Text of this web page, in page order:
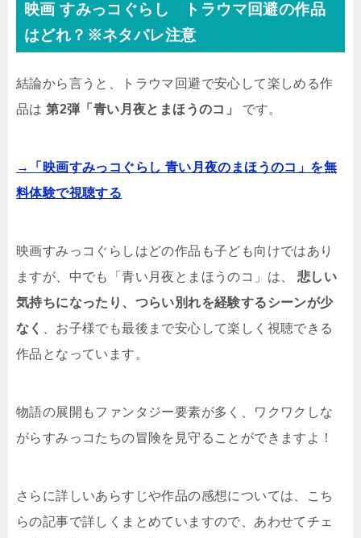
映画 すみっコぐらし トラウマ回避の作品
はどれ？※ネタバレ注意
結論から言うと、トラウマ回避で安心して楽しめる作
品は第2弾「青い月夜とまほうのコ」 です。
→「映画すみっコぐらし 青い月夜のまほうのコ」を無
料体験で視聴する
映画すみっコぐらしはどの作品も子ども向けではあり
ますが、中でも「青い月夜とまほうのコ」は、 悲しい
気持ちになったり、つらい別れを経験するシーンが少
なく
、お子様でも最後まで安心して楽しく視聴できる
作品となっています。
物語の展開もファンタジー要素が多く、ワクワクしな
がらすみっコたちの冒険を見守ることができますよ！
さらに詳しいあらすじや作品の感想については、こち
らの記事で詳しくまとめていますので、あわせてチェ